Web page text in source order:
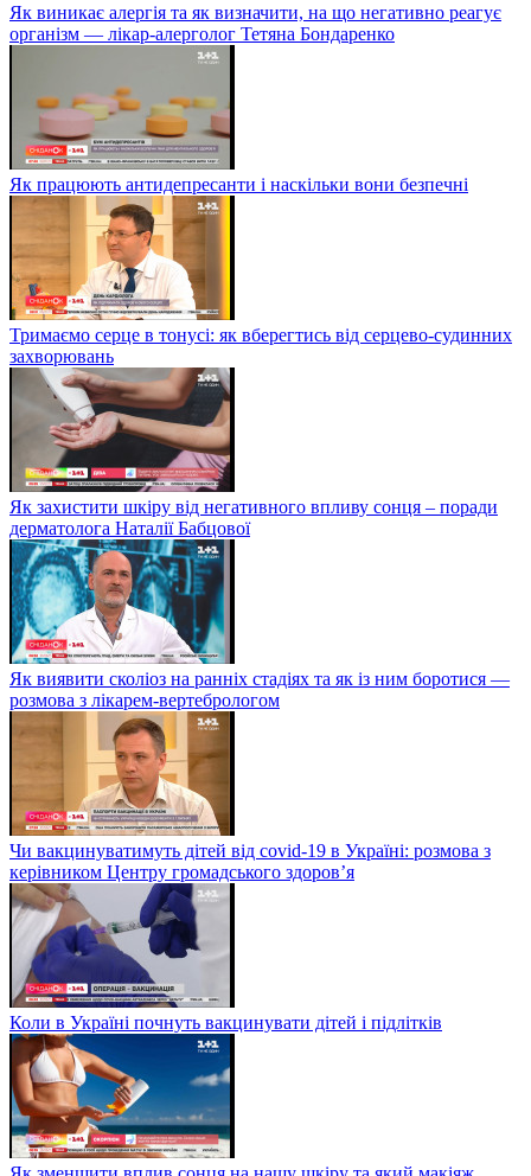
Як виникає алергія та як визначити, на що негативно реагує
організм — лікар-алерголог Тетяна Бондаренко
Як працюють антидепресанти і наскільки вони безпечні
Тримаємо серце в тонусі: як вберегтись від серцево-судинних
захворювань
Як захистити шкіру від негативного впливу сонця – поради
дерматолога Наталії Бабцової
Як виявити сколіоз на ранніх стадіях та як із ним боротися —
розмова з лікарем-вертебрологом
Чи вакцинуватимуть дітей від covid-19 в Україні: розмова з
керівником Центру громадського здоров’я
Коли в Україні почнуть вакцинувати дітей і підлітків